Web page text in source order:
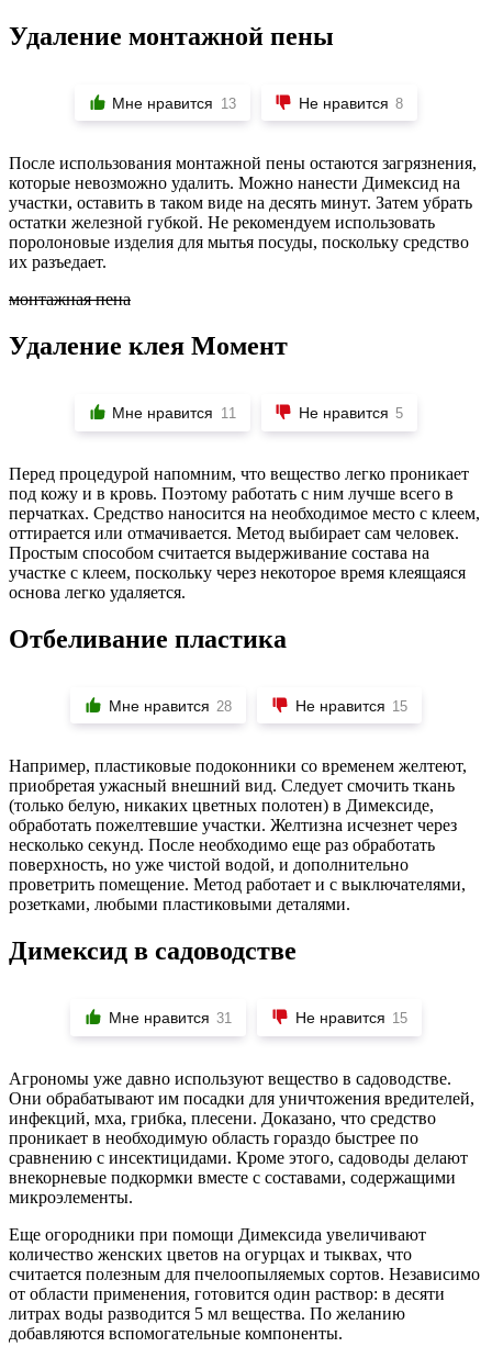
Удаление монтажной пены
Мне нравится 13 Не нравится 8
После использования монтажной пены остаются загрязнения,
которые невозможно удалить. Можно нанести Димексид на
участки, оставить в таком виде на десять минут. Затем убрать
остатки железной губкой. Не рекомендуем использовать
поролоновые изделия для мытья посуды, поскольку средство
их разъедает.
монтажная пена
Удаление клея Момент
Мне нравится 11 Не нравится 5
Перед процедурой напомним, что вещество легко проникает
под кожу и в кровь. Поэтому работать с ним лучше всего в
перчатках. Средство наносится на необходимое место с клеем,
оттирается или отмачивается. Метод выбирает сам человек.
Простым способом считается выдерживание состава на
участке с клеем, поскольку через некоторое время клеящаяся
основа легко удаляется.
Отбеливание пластика
Мне нравится 28 Не нравится 15
Например, пластиковые подоконники со временем желтеют,
приобретая ужасный внешний вид. Следует смочить ткань
(только белую, никаких цветных полотен) в Димексиде,
обработать пожелтевшие участки. Желтизна исчезнет через
несколько секунд. После необходимо еще раз обработать
поверхность, но уже чистой водой, и дополнительно
проветрить помещение. Метод работает и с выключателями,
розетками, любыми пластиковыми деталями.
Димексид в садоводстве
Мне нравится 31 Не нравится 15
Агрономы уже давно используют вещество в садоводстве.
Они обрабатывают им посадки для уничтожения вредителей,
инфекций, мха, грибка, плесени. Доказано, что средство
проникает в необходимую область гораздо быстрее по
сравнению с инсектицидами. Кроме этого, садоводы делают
внекорневые подкормки вместе с составами, содержащими
микроэлементы.
Еще огородники при помощи Димексида увеличивают
количество женских цветов на огурцах и тыквах, что
считается полезным для пчелоопыляемых сортов. Независимо
от области применения, готовится один раствор: в десяти
литрах воды разводится 5 мл вещества. По желанию
добавляются вспомогательные компоненты.